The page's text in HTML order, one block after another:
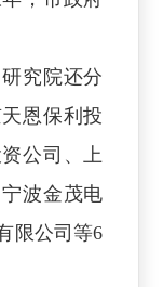
究院还分
恩保利投
公司、上
波金茂电
限公司等6